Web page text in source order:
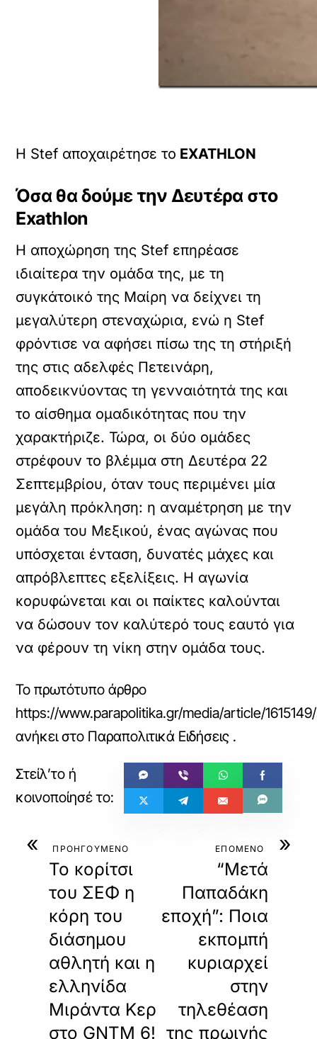
Η Stef αποχαιρέτησε το EXATHLON
Όσα θα δούμε την Δευτέρα στο
Exathlon
Η αποχώρηση της Stef επηρέασε
ιδιαίτερα την ομάδα της, με τη
συγκάτοικό της Μαίρη να δείχνει τη
μεγαλύτερη στεναχώρια, ενώ η Stef
φρόντισε να αφήσει πίσω της τη στήριξή
της στις αδελφές Πετεινάρη,
αποδεικνύοντας τη γενναιότητά της και
το αίσθημα ομαδικότητας που την
χαρακτήριζε. Τώρα, οι δύο ομάδες
στρέφουν το βλέμμα στη Δευτέρα 22
Σεπτεμβρίου, όταν τους περιμένει μία
μεγάλη πρόκληση: η αναμέτρηση με την
ομάδα του Μεξικού, ένας αγώνας που
υπόσχεται ένταση, δυνατές μάχες και
απρόβλεπτες εξελίξεις. Η αγωνία
κορυφώνεται και οι παίκτες καλούνται
να δώσουν τον καλύτερό τους εαυτό για
να φέρουν τη νίκη στην ομάδα τους.
Το πρωτότυπο άρθρο
https://www.parapolitika.gr/media/article/
ανήκει στο Παραπολιτικά Ειδήσεις .
« ΠΡΟΗΓΟΥΜΕΝΟ
Το κορίτσι
του ΣΕΦ η
κόρη του
διάσημου
αθλητή και η
ελληνίδα
Μιράντα Κερ
στο GNTM 6!
»
ΕΠΟΜΕΝΟ
“Μετά
Παπαδάκη
εποχή”: Ποια
εκπομπή
κυριαρχεί
στην
τηλεθέαση
της πρωινής